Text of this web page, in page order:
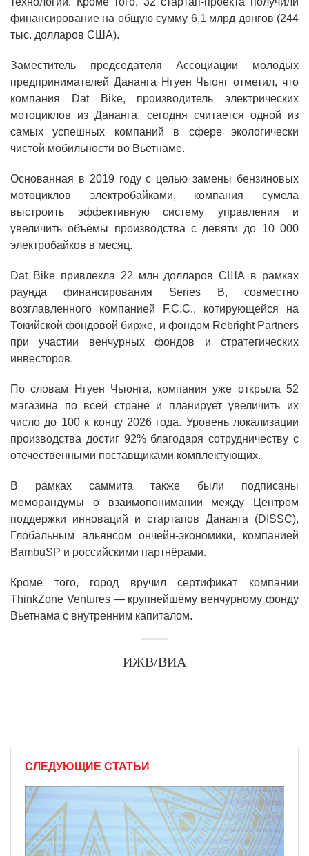
финансирование на общую сумму 6,1 млрд донгов (244
тыс. долларов США).
Заместитель председателя Ассоциации молодых
предпринимателей Дананга Нгуен Чыонг отметил, что
компания Dat Bike, производитель электрических
мотоциклов из Дананга, сегодня считается одной из
самых успешных компаний в сфере экологически
чистой мобильности во Вьетнаме.
Основанная в 2019 году с целью замены бензиновых
мотоциклов электробайками, компания сумела
выстроить эффективную систему управления и
увеличить объёмы производства с девяти до 10 000
электробайков в месяц.
Dat Bike привлекла 22 млн долларов США в рамках
раунда финансирования Series B, совместно
возглавленного компанией F.C.C., котирующейся на
Токийской фондовой бирже, и фондом Rebright Partners
при участии венчурных фондов и стратегических
инвесторов.
По словам Нгуен Чыонга, компания уже открыла 52
магазина по всей стране и планирует увеличить их
число до 100 к концу 2026 года. Уровень локализации
производства достиг 92% благодаря сотрудничеству с
отечественными поставщиками комплектующих.
В рамках саммита также были подписаны
меморандумы о взаимопонимании между Центром
поддержки инноваций и стартапов Дананга (DISSC),
Глобальным альянсом ончейн-экономики, компанией
BambuSP и российскими партнёрами.
Кроме того, город вручил сертификат компании
ThinkZone Ventures — крупнейшему венчурному фонду
Вьетнама с внутренним капиталом.
ИЖВ/ВИА
СЛЕДУЮЩИЕ СТАТЬИ